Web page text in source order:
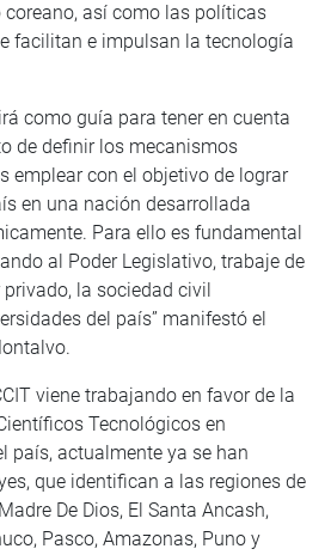
así como las políticas
facilitan e impulsan la tecnología
como guía para tener en cuenta
de definir los mecanismos
emplear con el objetivo de lograr
en una nación desarrollada
Para ello es fundamental
al Poder Legislativo, trabaje de
la sociedad civil
del país” manifestó el
viene trabajando en favor de la
Tecnológicos en
país, actualmente ya se han
que identifican a las regiones de
De Dios, El Santa Ancash,
Pasco, Amazonas, Puno y